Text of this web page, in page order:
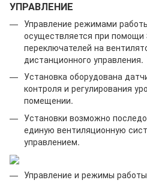
УПРАВЛЕНИЕ
Управление режимами
осуществляется при помощи
переключателей на
дистанционного управления.
Установка оборудована
контроля и регулирования
помещении.
Установки возможно
единую вентиляционную
управлением.
Управление и режимы